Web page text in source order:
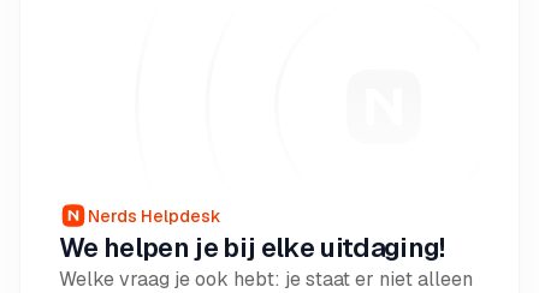
Nerds Helpdesk
We helpen je bij elke uitdaging!
Welke vraag je ook hebt: je staat er niet alleen